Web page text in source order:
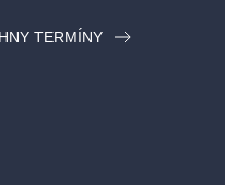
TERMÍNY